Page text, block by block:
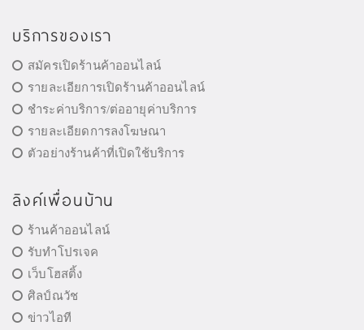
บริการของเรา
สมัครเปิดร้านค้าออนไลน์
รายละเอียการเปิดร้านค้าออนไลน์
ชำระค่าบริการ/ต่ออายุค่าบริการ
รายละเอียดการลงโฆษณา
ตัวอย่างร้านค้าที่เปิดใช้บริการ
ลิงค์เพื่อนบ้าน
ร้านค้าออนไลน์
รับทำโปรเจค
เว็บโฮสติ้ง
ศิลป์ณวัช
ข่าวไอที